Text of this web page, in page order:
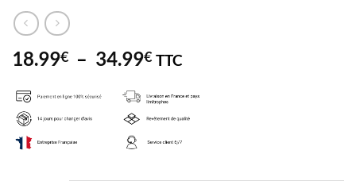
18.99€ – 34.99€Plage
prix :
18.99€
34.99€
TTC